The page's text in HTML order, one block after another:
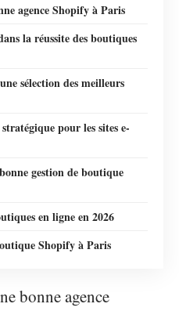
agence Shopify à Paris
la réussite des boutiques
sélection des meilleurs
pour les sites e-
gestion de boutique
en ligne en 2026
Shopify à Paris
bonne agence